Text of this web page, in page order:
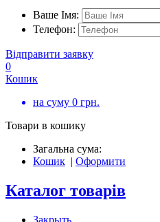
Ваше Імя:
Телефон:
Відправити заявку
0
Кошик
на суму 0 грн.
Товари в кошику
Загальна сума:
Кошик | Оформити
Каталог товарів
Закрыть